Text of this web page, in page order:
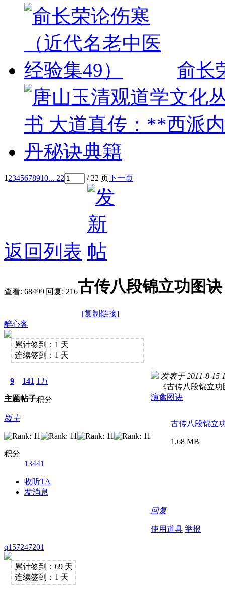
俞长
12345678910... 22 / 22 页下一页
返回列表
查看: 68499|回复: 216古传八段锦立功图诀
[复制链接]
醉心客
累计签到：1 天
连续签到：1 天
9
主题
141
帖子
1万
积分
版主
积分
13441
收听TA
发消息
发表于 2011-8-15
《古传八段锦立功
演禽图诀
古传八段锦立
1.68 MB
回复
使用道具 举报
q157247201
累计签到：69 天
连续签到：1 天